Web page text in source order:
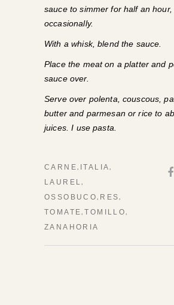
sauce to simmer for half an
occasionally.
With a whisk, blend the sauce.
Place the meat on a platter and
sauce over.
Serve over polenta, couscous,
butter and parmesan or rice to
juices. I use pasta.
CARNE, ITALIA,
LAUREL,
OSSOBUCO, RES,
TOMATE,TOMILLO,
ZANAHORIA